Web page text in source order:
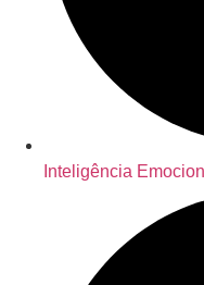
Inteligência